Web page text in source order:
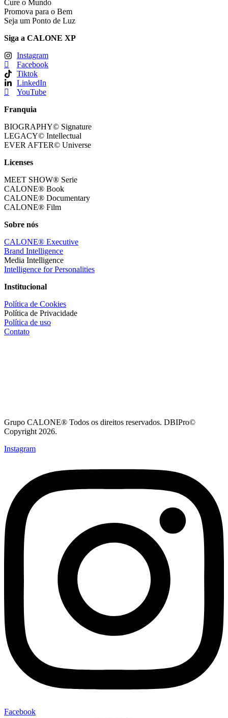
Cure o Mundo
Promova para o Bem
Seja um Ponto de Luz
Siga a CALONE XP
Instagram
Facebook
Tiktok
LinkedIn
YouTube
Franquia
BIOGRAPHY© Signature
LEGACY© Intellectual
EVER AFTER© Universe
Licenses
MEET SHOW® Serie
CALONE® Book
CALONE® Documentary
CALONE® Film
Sobre nós
CALONE® Executive
Brand Intelligence
Media Intelligence
Intelligence for Personalities
Institucional
Política de Cookies
Política de Privacidade
Política de uso
Contato
Grupo CALONE® Todos os direitos reservados. DBIPro©
Copyright 2026.
Instagram
Facebook